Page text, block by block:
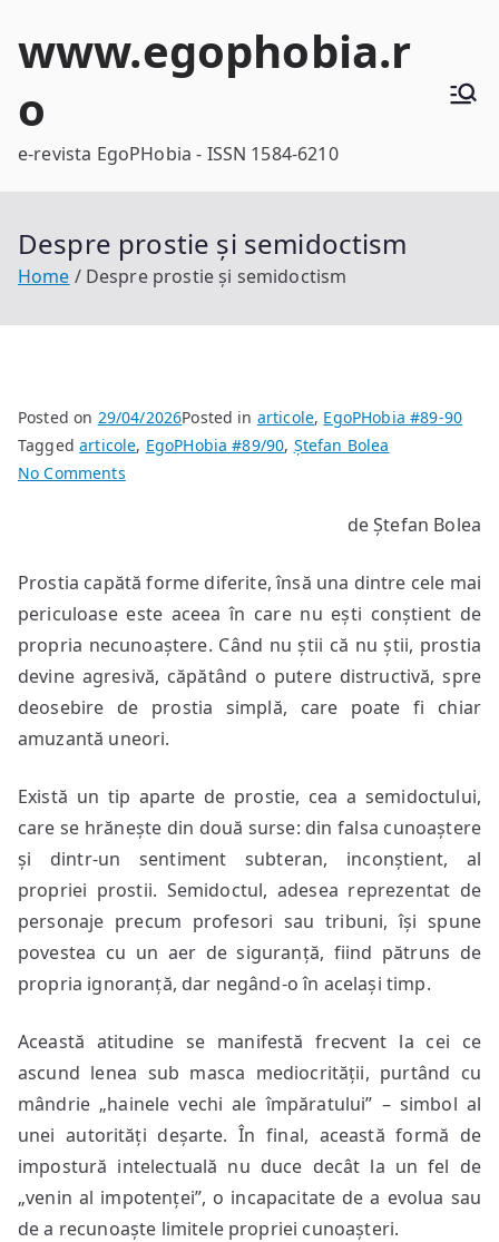
www.egophobia.r
o
e-revista EgoPHobia - ISSN 1584-6210
Despre prostie și semidoctism
Home Despre prostie și semidoctism
Posted on 29/04/2026Posted in articole, EgoPHobia #89-90
Taggedarticole, EgoPHobia #89/90, Ștefan Bolea
No Commentson
semidoctism
de Ștefan Bolea
Prostia capătă forme diferite, însă una dintre cele mai
periculoase este aceea în care nu ești conștient de
propria necunoaștere. Când nu știi că nu știi, prostia
devine agresivă, căpătând o putere distructivă, spre
deosebire de prostia simplă, care poate fi chiar
amuzantă uneori.
Există un tip aparte de prostie, cea a semidoctului,
care se hrănește din două surse: din falsa cunoaștere
și dintr-un sentiment subteran, inconștient, al
propriei prostii. Semidoctul, adesea reprezentat de
personaje precum profesori sau tribuni, își spune
povestea cu un aer de siguranță, fiind pătruns de
propria ignoranță, dar negând-o în același timp.
Această atitudine se manifestă frecvent la cei ce
ascund lenea sub masca mediocrității, purtând cu
mândrie „hainele vechi ale împăratului” – simbol al
unei autorități deșarte. În final, această formă de
impostură intelectuală nu duce decât la un fel de
„venin al impotenței”, o incapacitate de a evolua sau
de a recunoaște limitele propriei cunoașteri.